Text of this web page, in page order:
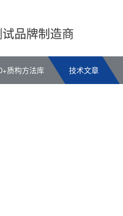
品牌制造商
质构方法库 技术文章